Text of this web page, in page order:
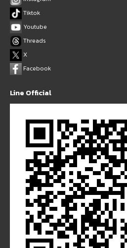
Tiktok
Youtube
Threads
X
Facebook
Line Official